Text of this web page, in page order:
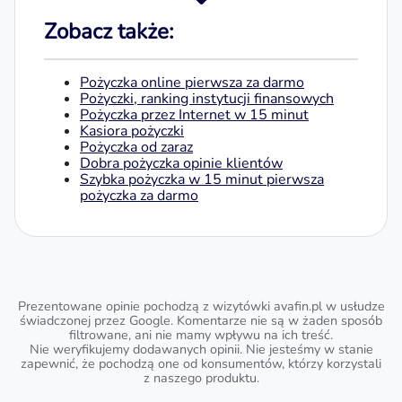
Zobacz także:
Pożyczka online pierwsza za darmo
Pożyczki, ranking instytucji finansowych
Pożyczka przez Internet w 15 minut
Kasiora pożyczki
Pożyczka od zaraz
Dobra pożyczka opinie klientów
Szybka pożyczka w 15 minut pierwsza
pożyczka za darmo
Prezentowane opinie pochodzą z wizytówki avafin.pl w usłudze
świadczonej przez Google. Komentarze nie są w żaden sposób
filtrowane, ani nie mamy wpływu na ich treść.
Nie weryfikujemy dodawanych opinii. Nie jesteśmy w stanie
zapewnić, że pochodzą one od konsumentów, którzy korzystali
z naszego produktu.